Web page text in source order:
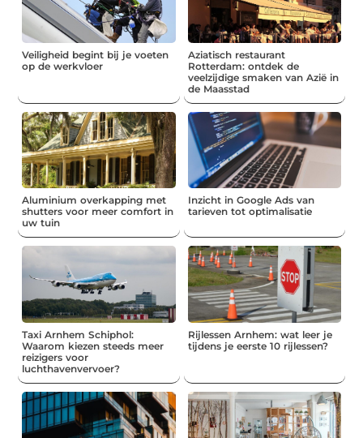
Veiligheid begint bij je voeten
op de werkvloer
Aziatisch restaurant
Rotterdam: ontdek de
veelzijdige smaken van Azië in
de Maasstad
Aluminium overkapping met
shutters voor meer comfort in
uw tuin
Inzicht in Google Ads van
tarieven tot optimalisatie
Taxi Arnhem Schiphol:
Waarom kiezen steeds meer
reizigers voor
luchthavenvervoer?
Rijlessen Arnhem: wat leer je
tijdens je eerste 10 rijlessen?